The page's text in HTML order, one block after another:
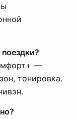
—
тонировка.